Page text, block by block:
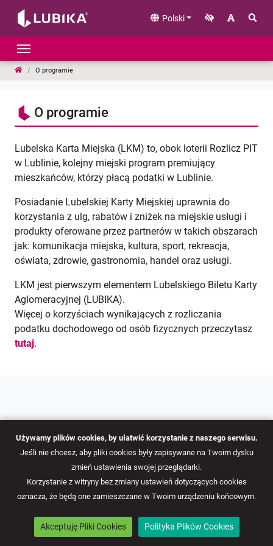
Używamy plików cookies, by ułatwić korzystanie z naszego serwisu.
Jeśli nie chcesz, aby pliki cookies były zapisywane na Twoim dysku
zmień ustawienia swojej przeglądarki.
Korzystanie z witryny bez zmiany ustawień dotyczących cookies
oznacza, że będą one zamieszczane w Twoim urządzeniu końcowym.
Akceptuję Pliki Cookies Polityka Plików Cookies
Przejdź do treści
Polski
LUBIKAO programie
O programie
Lubelska Karta Miejska (LKM) to, obok loterii Rozlicz PIT
w Lublinie, kolejny miejski program premiujący
mieszkańców, którzy płacą podatki w Lublinie.
Posiadanie Lubelskiej Karty Miejskiej uprawnia do
korzystania z ulg, rabatów i zniżek na miejskie usługi i
produkty oferowane przez partnerów w takich obszarach
jak: komunikacja miejska, kultura, sport, rekreacja,
oświata, zdrowie, gastronomia, handel oraz usługi.
LKM jest pierwszym elementem Lubelskiego Biletu Karty
Aglomeracyjnej (LUBIKA).
Więcej o korzyściach wynikających z rozliczania
podatku dochodowego od osób fizycznych przeczytasz
tutaj.
ZDiTM w Lublinie
Facebook